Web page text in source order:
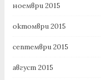
ноември 2015
октомври 2015
септември 2015
август 2015